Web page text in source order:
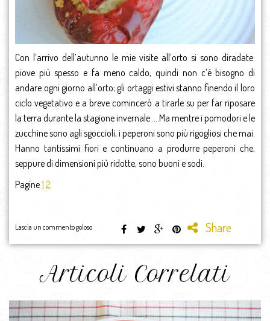
Con l’arrivo dell’autunno le mie visite all’orto si sono diradate:
piove più spesso e fa meno caldo, quindi non c’è bisogno di
andare ogni giorno all’orto; gli ortaggi estivi stanno finendo il loro
ciclo vegetativo e a breve comincerò a tirarle su per far riposare
la terra durante la stagione invernale…..Ma mentre i pomodori e le
zucchine sono agli sgoccioli, i peperoni sono più rigogliosi che mai.
Hanno tantissimi fiori e continuano a produrre peperoni che,
seppure di dimensioni più ridotte, sono buoni e sodi.
Pagine1 2
Lascia un commento goloso Share
Articoli Correlati